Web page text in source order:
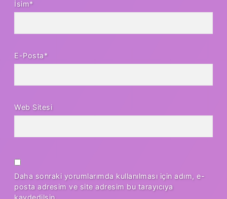
İsim*
E-Posta*
Web Sitesi
Daha sonraki yorumlarımda kullanılması için adım, e-
posta adresim ve site adresim bu tarayıcıya
kaydedilsin.